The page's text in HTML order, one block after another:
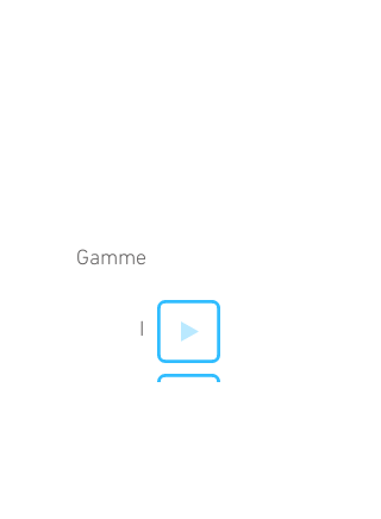
Gamme
I